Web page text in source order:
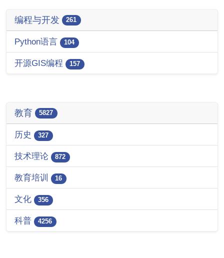
编程与开发 261
Python语言 104
开源GIS编程 157
教育 5827
历史 327
技术理论 872
教育培训 16
文化 356
科普 4256